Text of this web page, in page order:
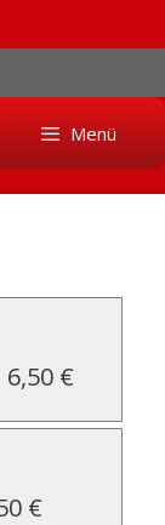
Menü
6,50 €
€